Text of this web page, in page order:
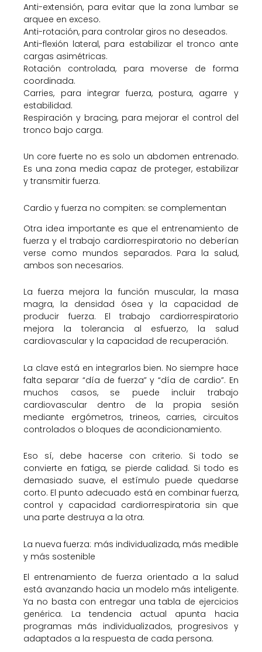
Anti-extensión, para evitar que la zona lumbar se
arquee en exceso.
Anti-rotación, para controlar giros no deseados.
Anti-flexión lateral, para estabilizar el tronco ante
cargas asimétricas.
Rotación controlada, para moverse de forma
coordinada.
Carries, para integrar fuerza, postura, agarre y
estabilidad.
Respiración y bracing, para mejorar el control del
tronco bajo carga.
Un core fuerte no es solo un abdomen entrenado.
Es una zona media capaz de proteger, estabilizar
y transmitir fuerza.
Cardio y fuerza no compiten: se complementan
Otra idea importante es que el entrenamiento de
fuerza y el trabajo cardiorrespiratorio no deberían
verse como mundos separados. Para la salud,
ambos son necesarios.
La fuerza mejora la función muscular, la masa
magra, la densidad ósea y la capacidad de
producir fuerza. El trabajo cardiorrespiratorio
mejora la tolerancia al esfuerzo, la salud
cardiovascular y la capacidad de recuperación.
La clave está en integrarlos bien. No siempre hace
falta separar “día de fuerza” y “día de cardio”. En
muchos casos, se puede incluir trabajo
cardiovascular dentro de la propia sesión
mediante ergómetros, trineos, carries, circuitos
controlados o bloques de acondicionamiento.
Eso sí, debe hacerse con criterio. Si todo se
convierte en fatiga, se pierde calidad. Si todo es
demasiado suave, el estímulo puede quedarse
corto. El punto adecuado está en combinar fuerza,
control y capacidad cardiorrespiratoria sin que
una parte destruya a la otra.
La nueva fuerza: más individualizada, más medible
y más sostenible
El entrenamiento de fuerza orientado a la salud
está avanzando hacia un modelo más inteligente.
Ya no basta con entregar una tabla de ejercicios
genérica. La tendencia actual apunta hacia
programas más individualizados, progresivos y
adaptados a la respuesta de cada persona.